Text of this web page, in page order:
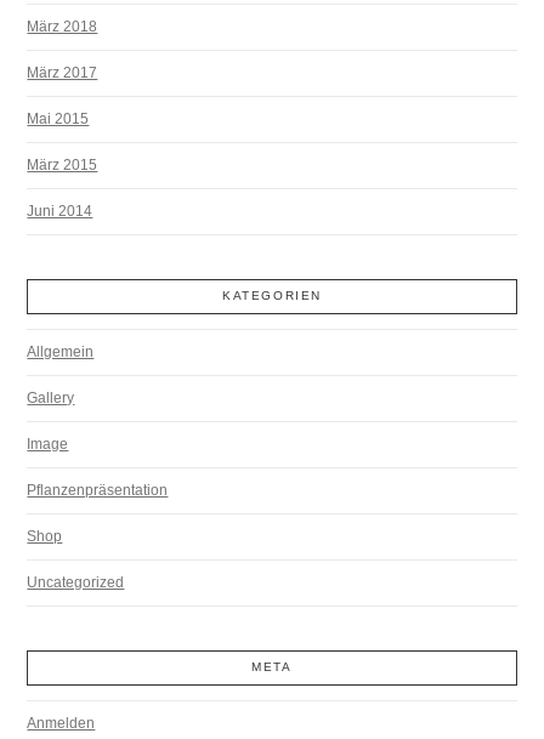
März 2018
März 2017
Mai 2015
März 2015
Juni 2014
KATEGORIEN
Allgemein
Gallery
Image
Pflanzenpräsentation
Shop
Uncategorized
META
Anmelden